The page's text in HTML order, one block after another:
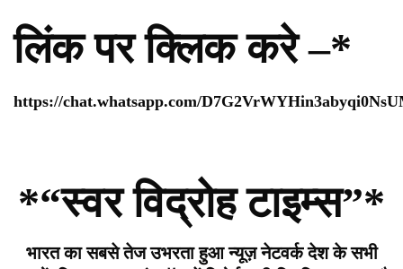
लिंक पर क्लिक करे –*
https://chat.whatsapp.com/
*“स्वर विद्रोह टाइम्स”*
भारत का सबसे तेज उभरता हुआ न्यूज़ नेटवर्क देश के सभी